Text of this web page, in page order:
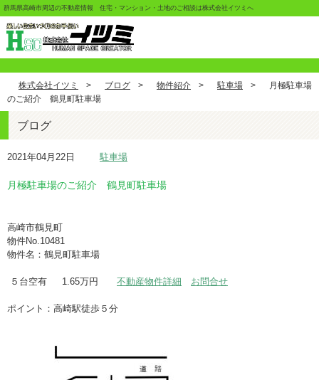
群馬県高崎市周辺の不動産情報 住宅・マンション・土地のご相談は株式会社イツミへ
株式会社イツミ > ブログ > 物件紹介 > 駐車場 >
月極駐車場
のご紹介 鶴見町駐車場
ブログ
月極駐車場のご紹介 鶴見町駐車場
2021年04月22日 駐車場
高崎市鶴見町
物件No.10481
物件名：鶴見町駐車場
５台空有 1.65万円 不動産物件詳細 お問合せ
ポイント：高崎駅徒歩５分